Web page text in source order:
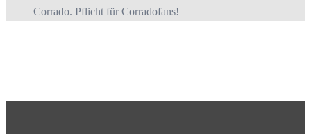
Corrado. Pflicht für Corradofans!